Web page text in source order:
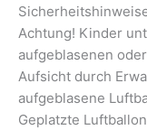
Achtung! Kinder
aufgeblasenen
Aufsicht durch
aufgeblasene
Geplatzte